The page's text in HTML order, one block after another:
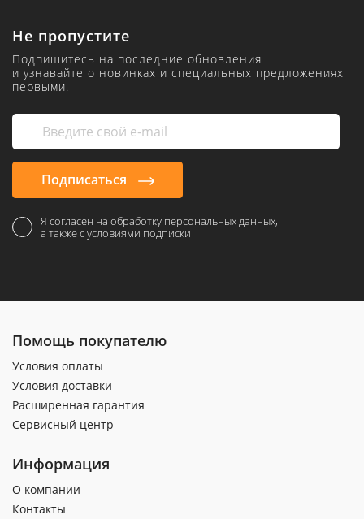
Не пропустите
Подпишитесь на последние обновления
и узнавайте о новинках и специальных предложениях
первыми.
Подписаться
Я согласен на обработку персональных данных,
а также с условиями подписки
Помощь покупателю
Условия оплаты
Условия доставки
Расширенная гарантия
Сервисный центр
Информация
О компании
Контакты